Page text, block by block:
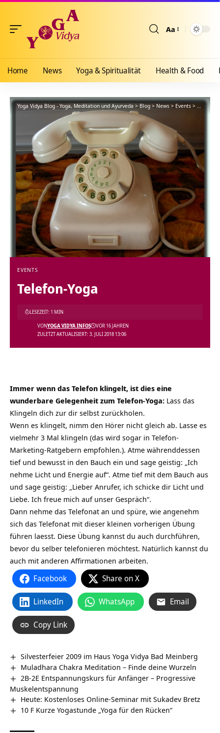
Aa
Home News Yoga & Spiritualität Health & Food
Yoga Vidya Blog - Yoga, Meditation und Ayurveda > Blog > News > Events > Telefon-
EVENTS
Telefon-Yoga
ZULETZT AKTUALISIERT: 3. JULI 2018 13:06
VONYOGA VIDYA INFOS VOR 16 JAHREN
LESEZEIT: 1 MIN
Immer wenn das Telefon klingelt, ist dies eine
wunderbare Gelegenheit zum Telefon-Yoga: Lass das
Klingeln dich zur dir selbst zurückholen.
Wenn es klingelt, nimm den Hörer nicht gleich ab. Lasse es
vielmehr 3 Mal klingeln (das wird sogar in Telefon-
Marketing-Ratgebern empfohlen.). Atme währenddessen
tief und bewusst in den Bauch ein und sage geistig: „Ich
nehme Licht und Energie auf“. Atme tief mit dem Bauch aus
und sage geistig: „Lieber Anrufer, ich schicke dir Licht und
Liebe. Ich freue mich auf unser Gespräch“.
Dann nehme das Telefonat an und spüre, wie angenehm
sich das Telefonat mit dieser kleinen vorherigen Übung
führen laesst. Diese Übung kannst du auch durchführen,
bevor du selber telefonieren möchtest. Natürlich kannst du
auch mit anderen Affirmationen arbeiten.
Facebook Share on X
LinkedIn WhatsApp Email
Copy Link
Silvesterfeier 2009 im Haus Yoga Vidya Bad Meinberg
Muladhara Chakra Meditation – Finde deine Wurzeln
2B-2E Entspannungskurs für Anfänger – Progressive
Muskelentspannung
Heute: Kostenloses Online-Seminar mit Sukadev Bretz
10 F Kurze Yogastunde „Yoga für den Rücken“